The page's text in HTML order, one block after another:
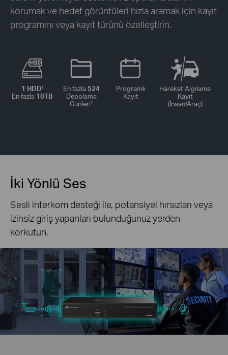
korumak ve hedef görüntüleri hızla aramak için kayıt
programını veya kayıt türünü özelleştirin.
1 HDD†
En fazla 10TB
En fazla 524
Depolama
Günleri§
Programlı
Kayıt
Hareket Algılama
Kayıt
(İnsan/Araç)
İki Yönlü Ses
Sesli interkom desteği ile, potansiyel hırsızları veya
izinsiz giriş yapanları bulunduğunuz yerden
korkutun.